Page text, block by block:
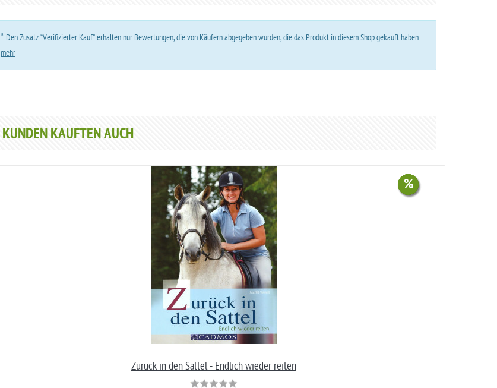
* Den Zusatz “Verifizierter Kauf” erhalten nur Bewertungen, die von Käufern abgegeben wurden, die das Produkt in diesem Shop gekauft haben.
mehr
KUNDEN KAUFTEN AUCH
Zurück in den Sattel - Endlich wieder reiten
%
%
%
%